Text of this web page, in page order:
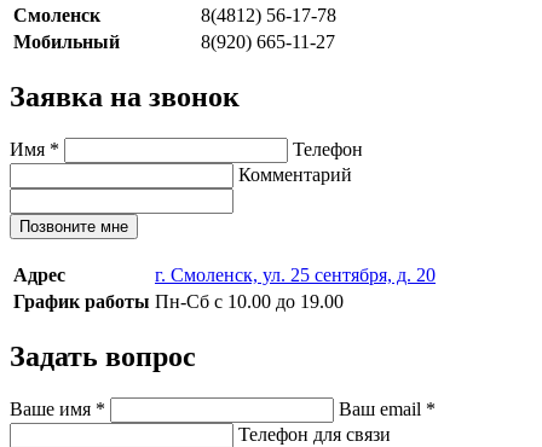
Смоленск
8(4812) 56-17-78
Мобильный
8(920) 665-11-27
Заявка на звонок
Имя *
Телефон
Комментарий
Позвоните мне
Адрес
г. Смоленск, ул. 25 сентября, д. 20
График работы Пн-Сб с 10.00 до 19.00
Задать вопрос
Ваше имя * Ваш email *
Телефон для связи